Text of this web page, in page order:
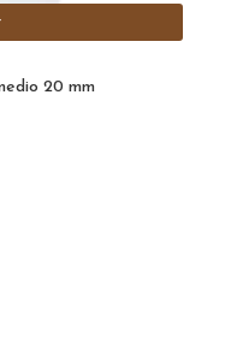
20 mm